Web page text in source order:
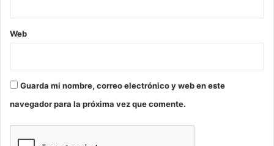
Web
Guarda mi nombre, correo electrónico y web en este
navegador para la próxima vez que comente.